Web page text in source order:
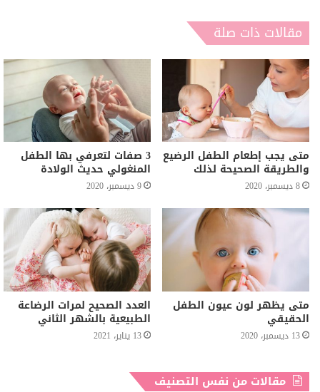
مقالات ذات صلة
متى يجب إطعام الطفل الرضيع
والطريقة الصحيحة لذلك
8 ديسمبر، 2020
3 صفات لتعرفي بها الطفل
المنغولي حديث الولادة
9 ديسمبر، 2020
متى يظهر لون عيون الطفل
الحقيقي
13 ديسمبر، 2020
العدد الصحيح لمرات الرضاعة
الطبيعية بالشهر الثاني
13 يناير، 2021
مقالات من نفس التصنيف